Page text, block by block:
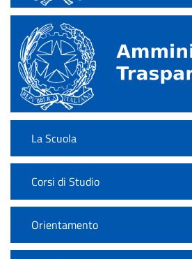
La Scuola
Corsi di Studio
Orientamento